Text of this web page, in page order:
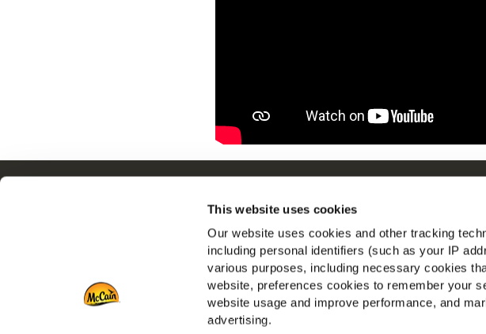
This website uses cookies
Our website uses cookies and other tracking
including personal identifiers (such as your IP
various purposes, including necessary cookies
website, preferences cookies to remember your
website usage and improve performance, and
advertising.
Inspiration
Downloads
Driven by Our Roots
Jobs